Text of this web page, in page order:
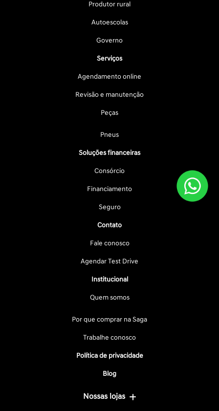
Produtor rural
Autoescolas
Governo
Serviços
Agendamento online
Revisão e manutenção
Peças
Pneus
Soluções financeiras
Consórcio
Financiamento
Seguro
Contato
Fale conosco
Agendar Test Drive
Institucional
Quem somos
Por que comprar na Saga
Trabalhe conosco
Política de privacidade
Blog
Nossas lojas